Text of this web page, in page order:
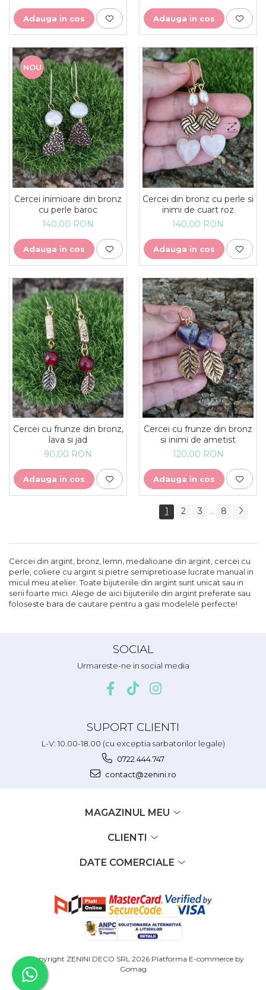
Adauga in cos Adauga in cos
NOU
Cercei inimioare din bronz
cu perle baroc
140,00 RON
Adauga in cos
Cercei din bronz cu perle si
inimi de cuart roz
140,00 RON
Adauga in cos
Cercei cu frunze din bronz,
lava si jad
90,00 RON
Adauga in cos
Cercei cu frunze din bronz
si inimi de ametist
120,00 RON
Adauga in cos
1 2 3 ... 8
Cercei din argint, bronz, lemn, medalioane din argint, cercei cu
perle, coliere cu argint si pietre semipretioase lucrate manual in
micul meu atelier. Toate bijuteriile din argint sunt unicat sau in
serii foarte mici. Alege de aici bijuteriile din argint preferate sau
foloseste bara de cautare pentru a gasi modelele perfecte!
SOCIAL
Urmareste-ne in social media
SUPORT CLIENTI
L-V: 10.00-18.00 (cu exceptia sarbatorilor legale)
0722.444.747
contact@zenini.ro
MAGAZINUL MEU
CLIENTI
DATE COMERCIALE
©Copyright ZENINI DECO SRL 2026 Platforma E-commerce by
Gomag